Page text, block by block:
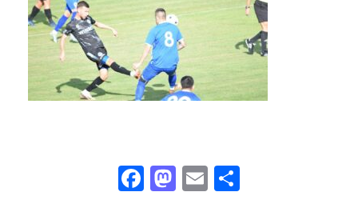
Facebook
Mastodon
Email